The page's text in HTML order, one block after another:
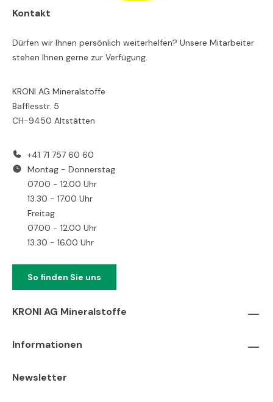
Kontakt
Dürfen wir Ihnen persönlich weiterhelfen? Unsere Mitarbeiter
stehen Ihnen gerne zur Verfügung.
KRONI AG Mineralstoffe
Bafflesstr. 5
CH-9450 Altstätten
+41 71 757 60 60
Montag - Donnerstag
07.00 - 12.00 Uhr
13.30 - 17.00 Uhr
Freitag
07.00 - 12.00 Uhr
13.30 - 16.00 Uhr
So finden Sie uns
KRONI AG Mineralstoffe
Informationen
Newsletter